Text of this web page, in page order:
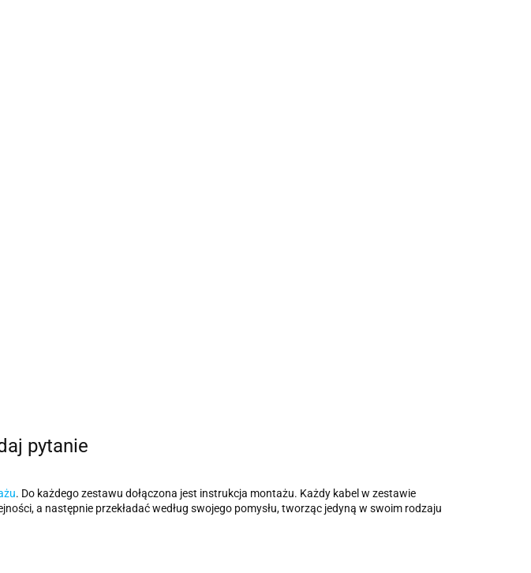
pytanie
. Do każdego zestawu dołączona jest instrukcja montażu. Każdy kabel w zestawie
a następnie przekładać według swojego pomysłu, tworząc jedyną w swoim rodzaju